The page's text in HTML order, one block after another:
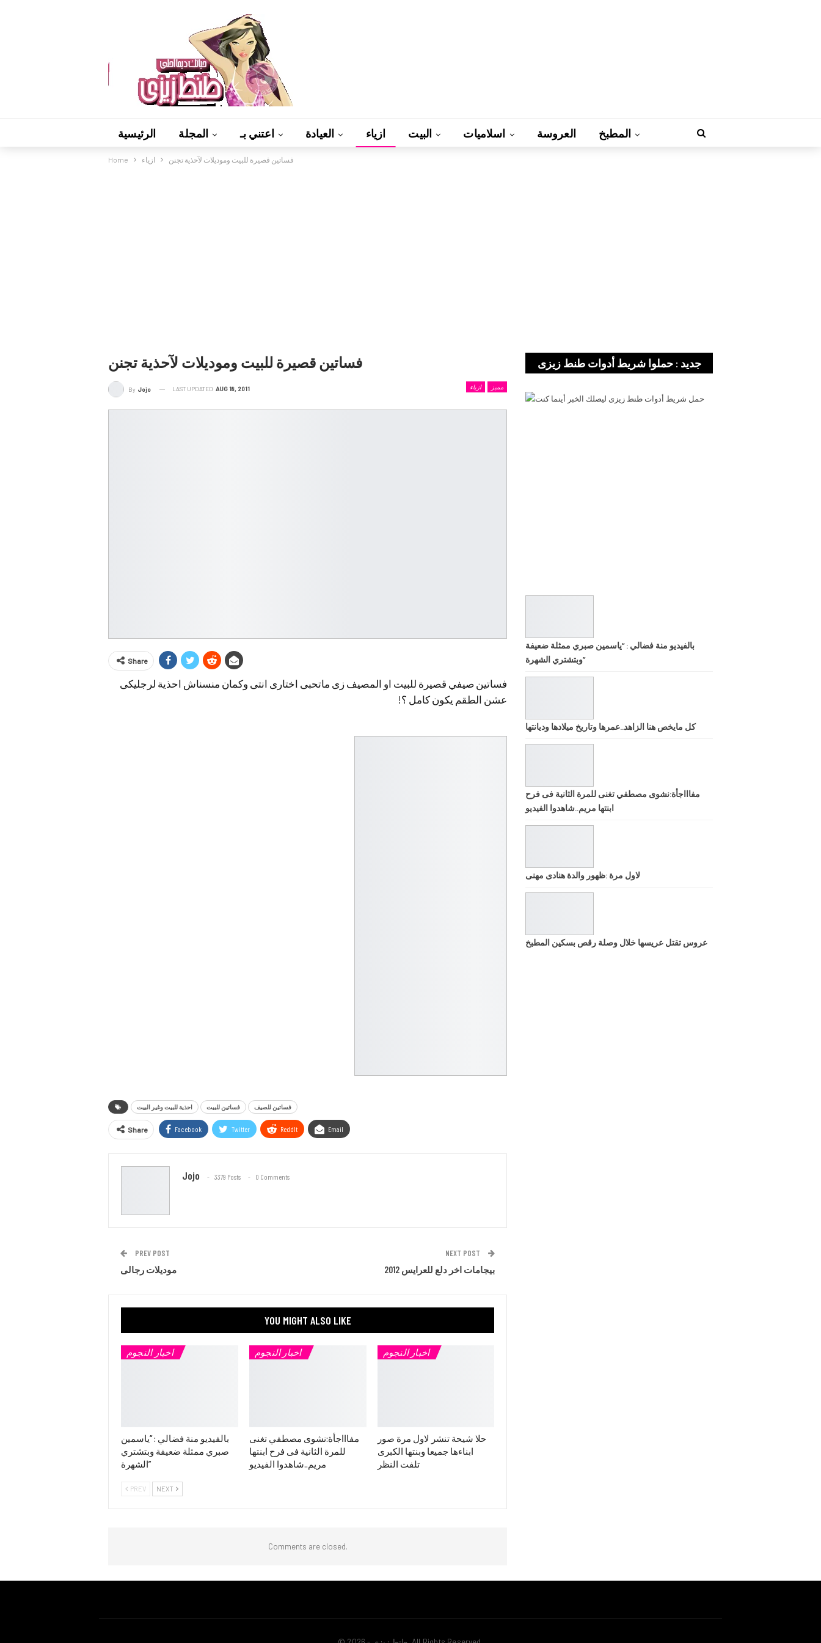
الرئيسية المجلة اعتني بـ العيادة ازياء البيت اسلاميات العروسة المطبخ
ألعاب فيديوهات Home ازياء فساتين قصيرة للبيت وموديلات لآحذية تجنن
فساتين قصيرة للبيت وموديلات لآحذية تجنن
ازياء مميز By Jojo LAST UPDATED AUG 18, 2011
Share
فساتين صيفي قصيرة للبيت او المصيف زى ماتحبى اختارى انتى وكمان منسناش احذية لرجليكى
عشن الطقم يكون كامل ؟!
احذية للبيت وغير البيت فساتين للبيت فساتين للصيف
Share Facebook Twitter ReddIt Email
Jojo 3379 Posts 0 Comments
PREV POST
موديلات رجالى
NEXT POST
بيجامات اخر دلع للعرايس 2012
YOU MIGHT ALSO LIKE
اخبار النجوم
بالفيديو منة فضالي : “ياسمين
صبري ممثلة ضعيفة وبتشتري
الشهرة”
اخبار النجوم
مفاااجأة:نشوى مصطفي تغنى
للمرة الثانية فى فرح ابنتها
مريم..شاهدوا الفيديو
اخبار النجوم
حلا شيحة تنشر لاول مرة صور
ابناءها جميعا وبنتها الكبرى
تلفت النظر
PREV NEXT
Comments are closed.
جديد : حملوا شريط أدوات طنط زيزى
بالفيديو منة فضالي : “ياسمين صبري ممثلة ضعيفة
وبتشتري الشهرة”
كل مايخص هنا الزاهد..عمرها وتاريخ ميلادها وديانتها
مفاااجأة:نشوى مصطفي تغنى للمرة الثانية فى فرح
ابنتها مريم..شاهدوا الفيديو
لاول مرة :ظهور والدة هنادى مهنى
عروس تقتل عريسها خلال وصلة رقص بسكين المطبخ